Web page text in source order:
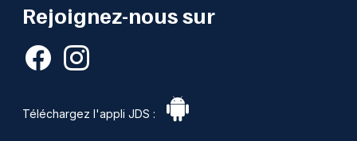
Rejoignez-nous sur
Téléchargez l'appli JDS :